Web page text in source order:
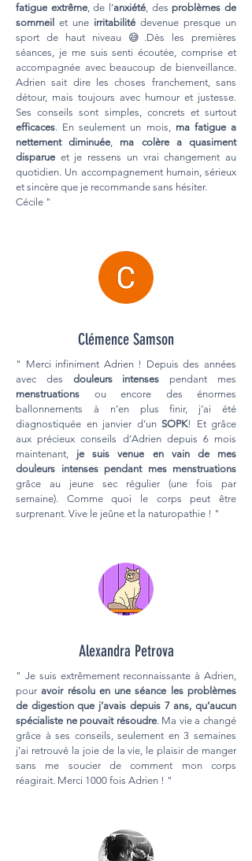
fatigue extrême, de l’anxiété , desproblèmes de
sommeil et une irritabilité devenue presque un
sport de haut niveau 😅.Dès les premières
séances, je me suis senti écoutée, comprise et
accompagnée avec beaucoup de bienveillance.
Adrien sait dire les choses franchement, sans
détour, mais toujours avec humour et justesse.
Ses conseils sont simples, concrets et surtout
efficaces. En seulement un mois, ma fatigue a
nettement diminuée
ma colère a quasiment
disparue et je ressens un vrai changement au
quotidien. Un accompagnement humain, sérieux
et sincère que je recommande sans hésiter.
Cécile "
Clémence Samson
" Merci infiniment Adrien ! Depuis des années
avec des douleurs intenses pendant mes
menstruations ou encore des énormes
ballonnements à n’en plus finir, j’ai été
diagnostiquée en janvier d’un SOPK! Et grâce
aux précieux conseils d’Adrien depuis 6 mois
maintenant, je suis venue en vain de mes
douleurs intenses pendant mes menstruations
grâce au jeune sec régulier (une fois par
semaine). Comme quoi le corps peut être
surprenant. Vive le jeûne et la naturopathie ! "
Alexandra Petrova
" Je suis extrêmement reconnaissante à Adrien,
pouravoir résolu en une séance les problèmes
de digestion que j’avais depuis 7 ans, qu’aucun
spécialiste ne pouvait résoudre. Ma vie a changé
grâce à ses conseils, seulement en 3 semaines
j’ai retrouvé la joie de la vie, le plaisir de manger
sans me soucier de comment mon corps
réagirait. Merci 1000 fois Adrien ! "